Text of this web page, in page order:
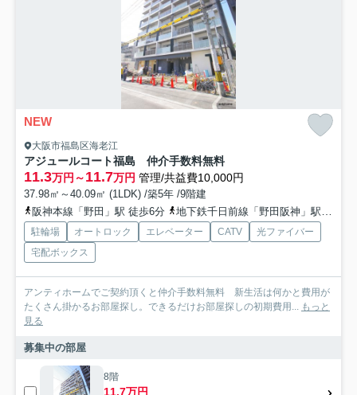
NEW
大阪市福島区海老江
アジュールコート福島 仲介手数料無料
11.3万円～11.7万円 管理/共益費10,000円
37.98㎡～40.09㎡ (1LDK) /築5年 /9階建
阪神本線「野田」駅 徒歩6分
地下鉄千日前線「野田阪神」駅 徒歩6分
駐輪場 オートロック エレベーター CATV
光ファイバー
宅配ボックス
アンティホームでご契約頂くと仲介手数料無料 新生活は何かと費用が
たくさん掛かるお部屋探し。できるだけお部屋探しの初期費用...
もっと
見る
募集中の部屋
8階
11.7万円